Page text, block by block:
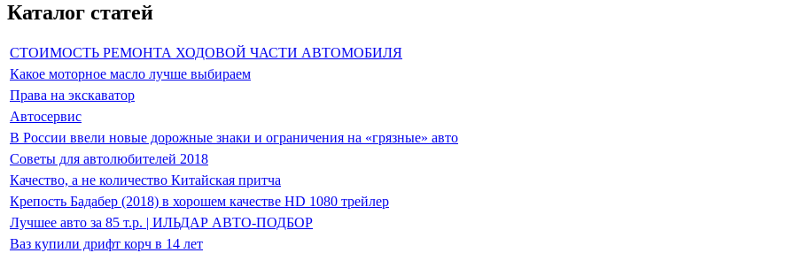
Каталог статей
СТОИМОСТЬ РЕМОНТА ХОДОВОЙ ЧАСТИ АВТОМОБИЛЯ
Какое моторное масло лучше выбираем
Права на экскаватор
Автосервис
В России ввели новые дорожные знаки и ограничения на «грязные» авто
Советы для автолюбителей 2018
Качество, а не количество Китайская притча
Крепость Бадабер (2018) в хорошем качестве HD 1080 трейлер
Лучшее авто за 85 т.р. | ИЛЬДАР АВТО-ПОДБОР
Ваз купили дрифт корч в 14 лет